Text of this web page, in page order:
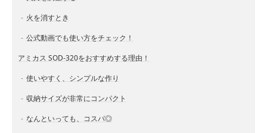
火を消すとき
公式動画でも使い方をチェック！
アミカス SOD-320をおすすめする理由！
使いやすく、シンプルな作り
収納サイズが非常にコンパクト
なんといっても、コスパ◎